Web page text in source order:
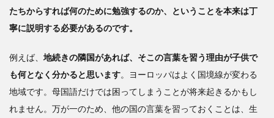
たちからすれば何のために勉強するのか、ということを本来は丁
寧に説明する必要があるのです。
例えば、 地続きの隣国があれば、そこの言葉を習う理由が子供で
も何となく分かると思います。ヨーロッパはよく国境線が変わる
地域です。母国語だけでは困ってしまうことが将来起きるかもし
れません。万が一のため、他の国の言葉を習っておくことは、生